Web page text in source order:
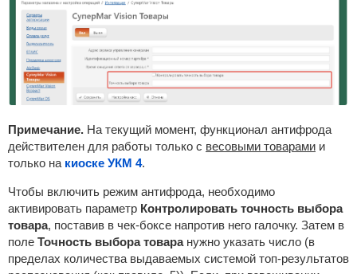
Примечание.На текущий момент, функционал антифрода
действителен для работы только с весовыми товарамии
только на киоске УКМ 4.
Чтобы включить режим антифрода, необходимо
активировать параметр Контролировать точность выбора
товара, поставив в чек-боксе напротив него галочку. Затем в
поле Точность выбора товаранужно указать число (в
пределах количества выдаваемых системой топ-результатов